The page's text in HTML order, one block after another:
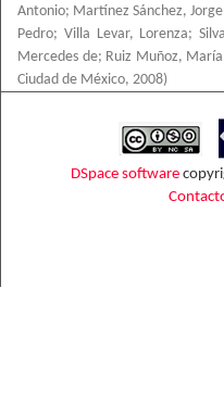
Antonio; Martínez Sánchez, Jorge
Pedro; Villa Levar, Lorenza;
Mercedes de; Ruiz Muñoz,
Ciudad de México, 2008)
DSpace software